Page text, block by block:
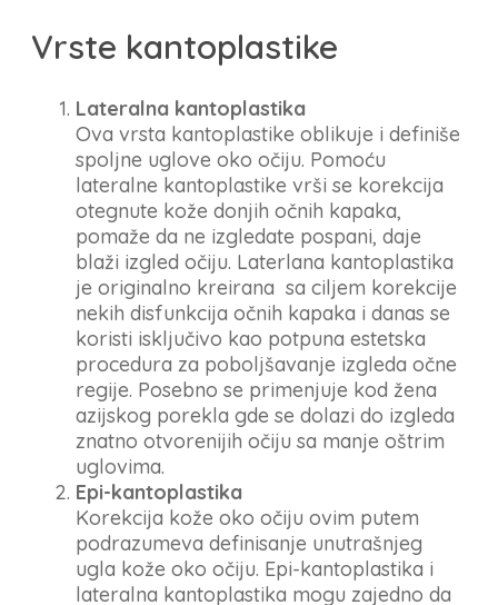
Vrste kantoplastike
Lateralna kantoplastika
Ova vrsta kantoplastike oblikuje i definiše
spoljne uglove oko očiju. Pomoću
lateralne kantoplastike vrši se korekcija
otegnute kože donjih očnih kapaka,
pomaže da ne izgledate pospani, daje
blaži izgled očiju. Laterlana kantoplastika
je originalno kreirana sa ciljem korekcije
nekih disfunkcija očnih kapaka i danas se
koristi isključivo kao potpuna estetska
procedura za poboljšavanje izgleda očne
regije. Posebno se primenjuje kod žena
azijskog porekla gde se dolazi do izgleda
znatno otvorenijih očiju sa manje oštrim
uglovima.
Epi-kantoplastika
Korekcija kože oko očiju ovim putem
podrazumeva definisanje unutrašnjeg
ugla kože oko očiju. Epi-kantoplastika i
lateralna kantoplastika mogu zajedno da